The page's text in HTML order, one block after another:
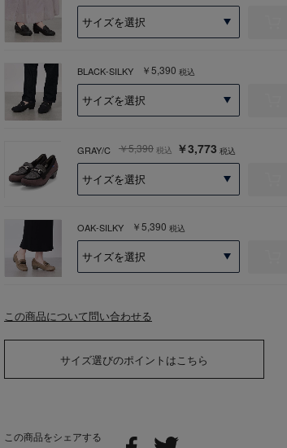
この商品をシェアする
BLACK-SILKY ￥5,390 税込
GRAY/C ￥3,773 税込
￥5,390 税込
OAK-SILKY ￥5,390 税込
この商品について問い合わせる
サイズ選びのポイントはこちら